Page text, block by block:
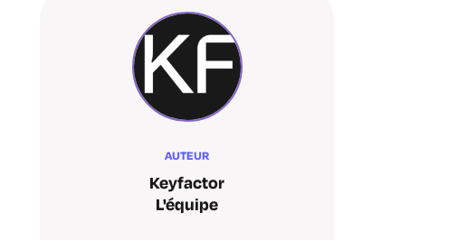
AUTEUR
Keyfactor
L'équipe